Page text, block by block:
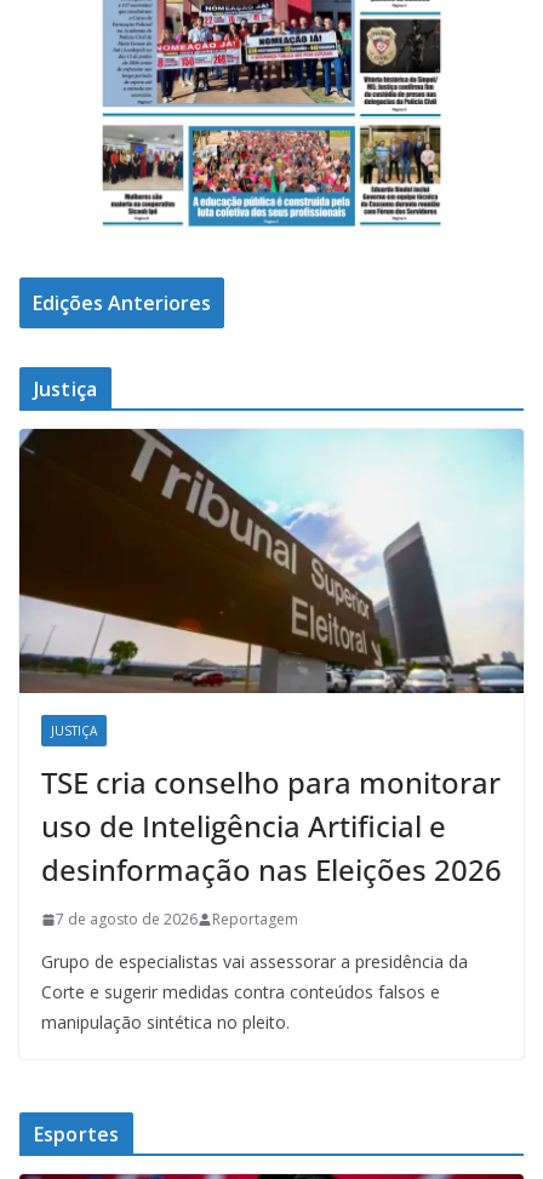
Edições Anteriores
Justiça
JUSTIÇA
TSE cria conselho para monitorar
uso de Inteligência Artificial e
desinformação nas Eleições 2026
7 de agosto de 2026 Reportagem
Grupo de especialistas vai assessorar a presidência da
Corte e sugerir medidas contra conteúdos falsos e
manipulação sintética no pleito.
Esportes